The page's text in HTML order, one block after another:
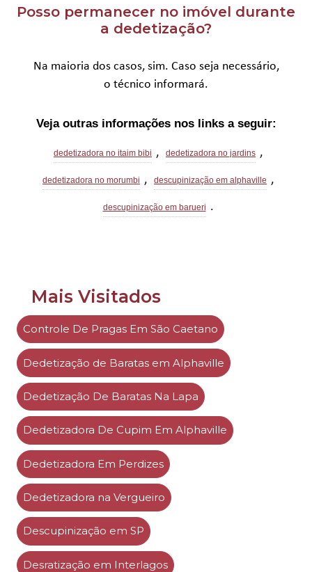
Posso permanecer no imóvel durante
a dedetização?
Na maioria dos casos, sim. Caso seja necessário,
o técnico informará.
Veja outras informações nos links a seguir:
dedetizadora no itaim bibi , dedetizadora no jardins ,
dedetizadora no morumbi , descupinização em alphaville ,
descupinização em barueri .
Mais Visitados
Controle De Pragas Em São Caetano
Dedetização de Baratas em Alphaville
Dedetização De Baratas Na Lapa
Dedetizadora De Cupim Em Alphaville
Dedetizadora Em Perdizes
Dedetizadora na Vergueiro
Descupinização em SP
Desratização em Interlagos